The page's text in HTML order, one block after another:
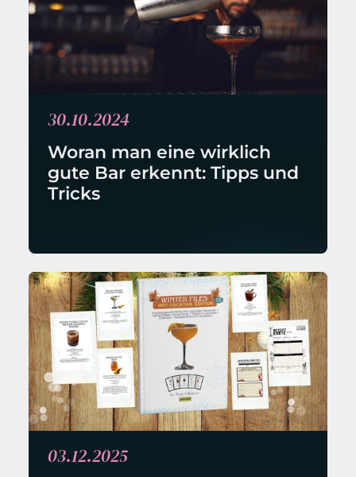
30.10.2024
Woran man eine wirklich
gute Bar erkennt: Tipps und
Tricks
03.12.2025